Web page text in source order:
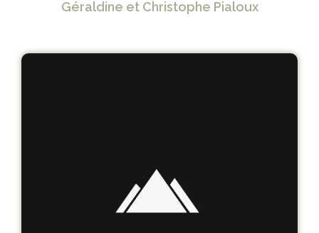
Géraldine et Christophe Pialoux